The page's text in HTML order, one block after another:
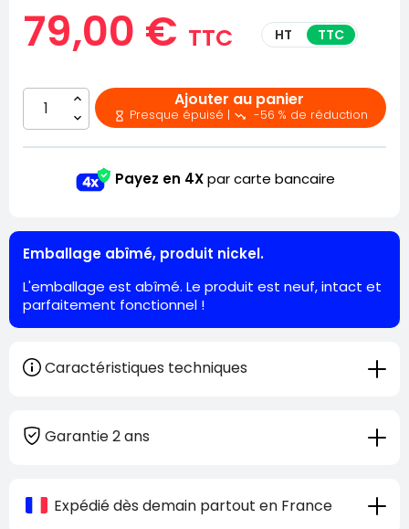
79,00 € TTC HT TTC
Ajouter au panier
 Presque épuisé |  -56 % de réduction
Payez en 4Xpar carte bancaire
Emballage abîmé, produit nickel.
L'emballage est abîmé. Le produit est neuf, intact et
parfaitement fonctionnel !
Caractéristiques techniques
Garantie 2 ans
Expédié dès demain partout en France